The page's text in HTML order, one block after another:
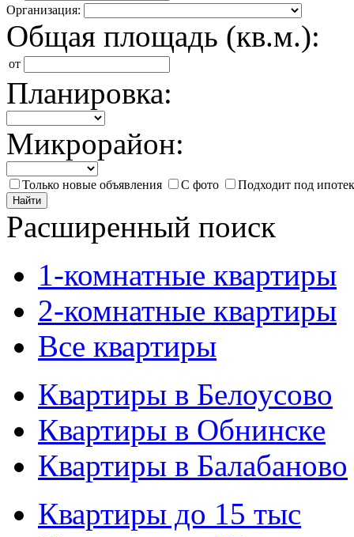
Организация:
Общая площадь (кв.м.):
от
Планировка:
Микрорайон:
Только новые объявления С фото Подходит под
Найти
Расширенный поиск
1-комнатные квартиры
2-комнатные квартиры
Все квартиры
Квартиры в Белоусово
Квартиры в Обнинске
Квартиры в Балабаново
Квартиры до 15 тыс